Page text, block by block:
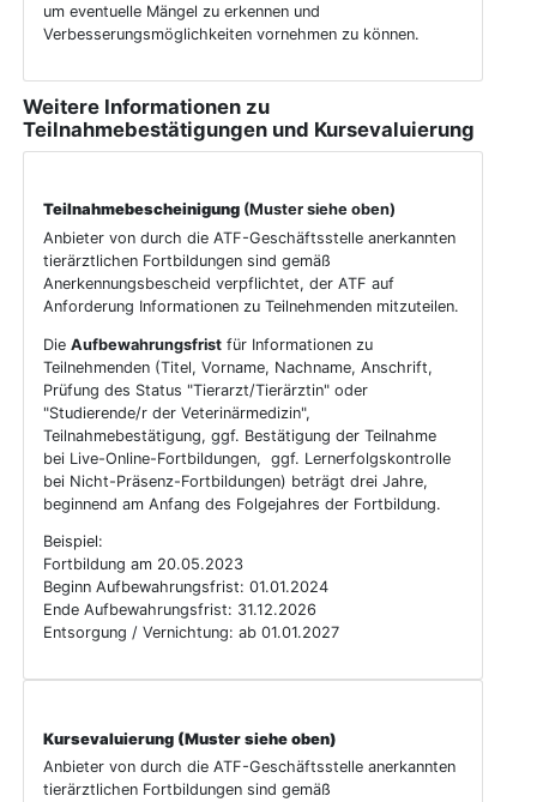
um eventuelle Mängel zu erkennen und
Verbesserungsmöglichkeiten vornehmen zu können.
Weitere Informationen zu
Teilnahmebestätigungen und Kursevaluierung
Teilnahmebescheinigung (Muster siehe oben)
Anbieter von durch die ATF-Geschäftsstelle anerkannten
tierärztlichen Fortbildungen sind gemäß
Anerkennungsbescheid verpflichtet, der ATF auf
Anforderung Informationen zu Teilnehmenden mitzuteilen.
DieAufbewahrungsfrist für Informationen zu
Teilnehmenden (Titel, Vorname, Nachname, Anschrift,
Prüfung des Status "Tierarzt/Tierärztin" oder
"Studierende/r der Veterinärmedizin",
Teilnahmebestätigung, ggf. Bestätigung der Teilnahme
bei Live-Online-Fortbildungen, ggf. Lernerfolgskontrolle
bei Nicht-Präsenz-Fortbildungen) beträgt drei Jahre,
beginnend am Anfang des Folgejahres der Fortbildung.
Beispiel:
Fortbildung am 20.05.2023
Beginn Aufbewahrungsfrist: 01.01.2024
Ende Aufbewahrungsfrist: 31.12.2026
Entsorgung / Vernichtung: ab 01.01.2027
Kursevaluierung (Muster siehe oben)
Anbieter von durch die ATF-Geschäftsstelle anerkannten
tierärztlichen Fortbildungen sind gemäß